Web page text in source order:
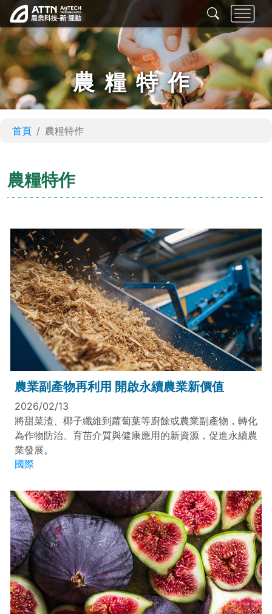
農糧特作
首頁 農糧特作
農糧特作
農業副產物再利用 開啟永續農業新價值
2026/02/13
將甜菜渣、椰子纖維到蘿蔔葉等廚餘或農業副產物，轉化
為作物防治、育苗介質與健康應用的新資源，促進永續農
業發展。
國際